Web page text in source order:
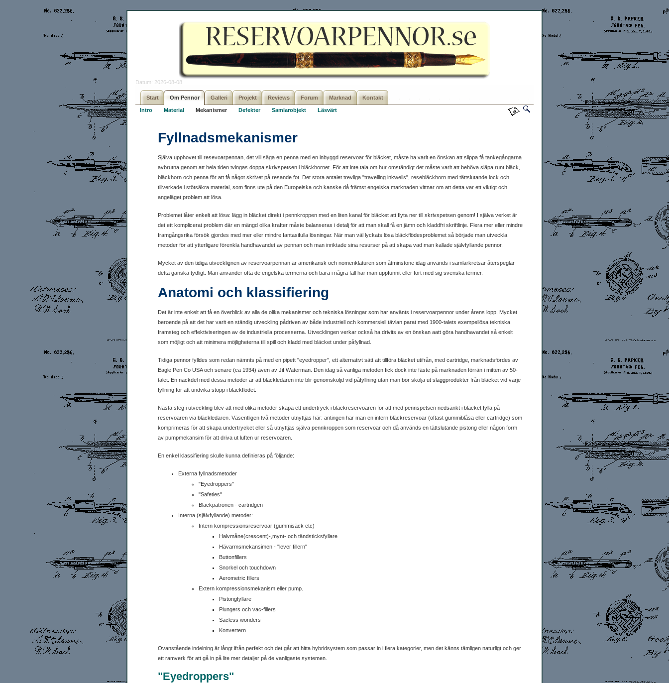
Datum: 2026-08-08
Start Om Pennor Galleri Projekt Reviews Forum Marknad Kontakt
Intro Material Mekanismer Defekter Samlarobjekt Läsvärt
Fyllnadsmekanismer
Själva upphovet till resevoarpennan, det vill säga en penna med en inbyggd reservoar för bläcket, måste ha varit en önskan att slippa få tankegångarna
avbrutna genom att hela tiden tvingas doppa skrivspetsen i bläckhornet. För att inte tala om hur omständigt det måste varit att behöva släpa runt bläck,
bläckhorn och penna för att få något skrivet på resande fot. Det stora antalet trevliga "travelling inkwells", resebläckhorn med tättslutande lock och
tillverkade i stötsäkra material, som finns ute på den Europeiska och kanske då främst engelska marknaden vittnar om att detta var ett viktigt och
angeläget problem att lösa.
Problemet låter enkelt att lösa: lägg in bläcket direkt i pennkroppen med en liten kanal för bläcket att flyta ner till skrivspetsen genom! I själva verket är
det ett komplicerat problem där en mängd olika krafter måste balanseras i detalj för att man skall få en jämn och kladdfri skriftlinje. Flera mer eller mindre
framgångsrika försök gjordes med mer eller mindre fantasifulla lösningar. När man väl lyckats lösa bläckflödesproblemet så började man utveckla
metoder för att ytterligare förenkla handhavandet av pennan och man inriktade sina resurser på att skapa vad man kallade självfyllande pennor.
Mycket av den tidiga utvecklignen av reservoarpennan är amerikansk och nomenklaturen som åtminstone idag används i samlarkretsar återspeglar
detta ganska tydligt. Man använder ofta de engelska termerna och bara i några fall har man uppfunnit eller fört med sig svenska termer.
Anatomi och klassifiering
Det är inte enkelt att få en överblick av alla de olika mekanismer och tekniska lösningar som har använts i reservoarpennor under årens lopp. Mycket
beroende på att det har varit en ständig utveckling pådriven av både industriell och kommersiell tävlan parat med 1900-talets exempellösa tekniska
framsteg och effektiviseringen av de industriella processerna. Utvecklingen verkar också ha drivits av en önskan aatt göra handhavandet så enkelt
som möjligt och att minimera möjligheterna till spill och kladd med bläcket under påfyllnad.
Tidiga pennor fylldes som redan nämnts på med en pipett "eyedropper", ett alternativt sätt att tillföra bläcket utifrån, med cartridge, marknadsfördes av
Eagle Pen Co USA och senare (ca 1934) även av Jif Waterman. Den idag så vanliga metoden fick dock inte fäste på marknaden förrän i mitten av 50-
talet. En nackdel med dessa metoder är att bläckledaren inte blir genomsköljd vid påfyllning utan man bör skölja ut slaggprodukter från bläcket vid varje
fyllning för att undvika stopp i bläckflödet.
Nästa steg i utveckling blev att med olika metoder skapa ett undertryck i bläckreservoaren för att med pennspetsen nedsänkt i bläcket fylla på
reservoaren via bläckledaren. Väsentligen två metoder utnyttjas här: antingen har man en intern bläckreservoar (oftast gummiblåsa eller cartridge) som
komprimeras för att skapa undertrycket eller så utnyttjas själva pennkroppen som reservoar och då används en tättslutande pistong eller någon form
av pumpmekansim för att driva ut luften ur reservoaren.
En enkel klassifiering skulle kunna definieras på följande:
Externa fyllnadsmetoder
"Eyedroppers"
"Safeties"
Bläckpatronen - cartridgen
Interna (självfyllande) metoder:
Intern kompressionsreservoar (gummisäck etc)
Halvmåne(crescent)-,mynt- och tändsticksfyllare
Hävarmsmekansimen - "lever fillern"
Buttonfillers
Snorkel och touchdown
Aerometric fillers
Extern kompressionsmekanism eller pump.
Pistongfyllare
Plungers och vac-fillers
Sacless wonders
Konvertern
Ovanstående indelning är långt ifrån perfekt och det går att hitta hybridsystem som passar in i flera kategorier, men det känns tämligen naturligt och ger
ett ramverk för att gå in på lite mer detaljer på de vanligaste systemen.
"Eyedroppers"